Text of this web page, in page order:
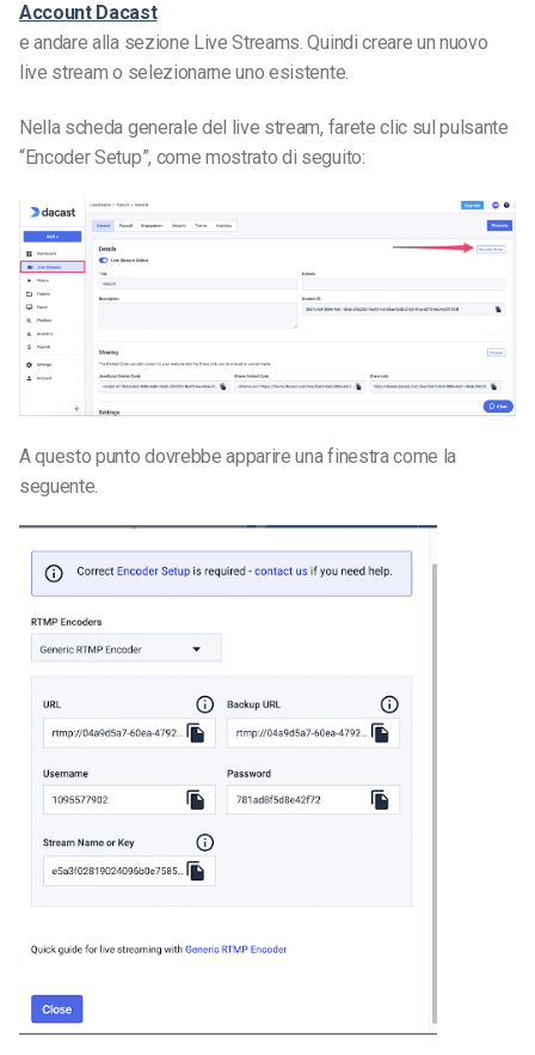
Account Dacast
e andare alla sezione Live Streams. Quindi creare un nuovo
live stream o selezionarne uno esistente.
Nella scheda generale del live stream, farete clic sul pulsante
“Encoder Setup”, come mostrato di seguito:
A questo punto dovrebbe apparire una finestra come la
seguente.